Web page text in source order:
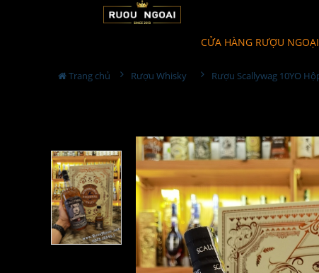
CỬA HÀNG RƯỢU NGOẠI
Trang chủ Rượu Whisky